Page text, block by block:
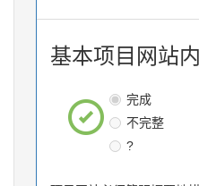
基本项目网站
完成
不完整
?